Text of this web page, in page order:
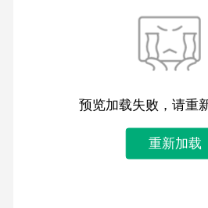
预览加载失败，请重
重新加载